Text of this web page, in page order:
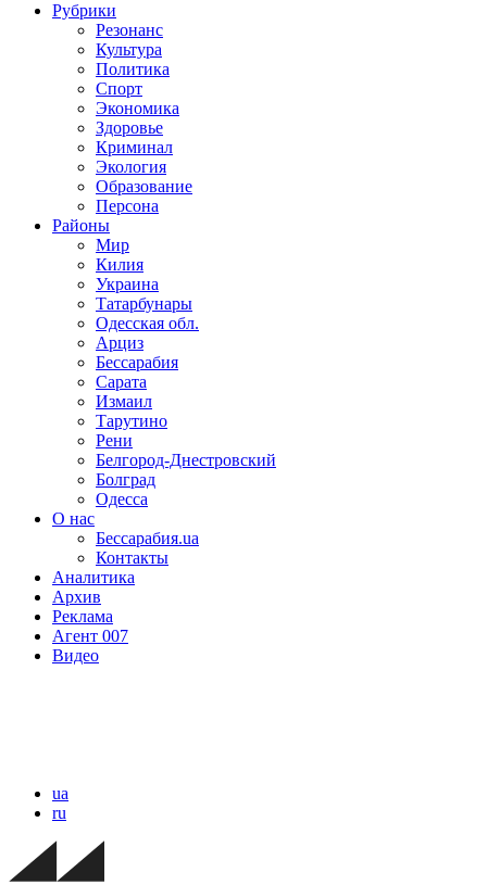
Рубрики
Резонанс
Культура
Политика
Спорт
Экономика
Здоровье
Криминал
Экология
Образование
Персона
Районы
Мир
Килия
Украина
Татарбунары
Одесская обл.
Арциз
Бессарабия
Сарата
Измаил
Тарутино
Рени
Белгород-Днестровский
Болград
Одесса
О нас
Бессарабия.ua
Контакты
Аналитика
Архив
Реклама
Агент 007
Видео
ua
ru